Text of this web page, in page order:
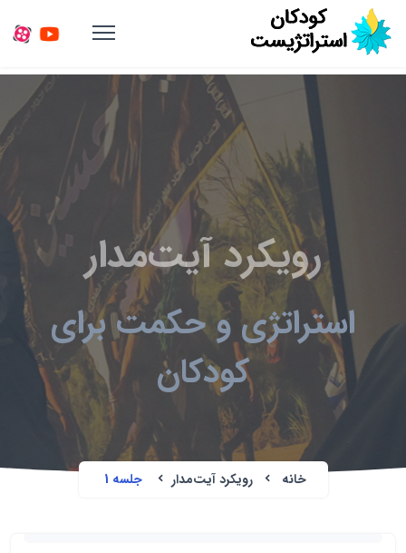
رویکرد آیت‌مدار
استراتژی و حکمت برای
کودکان
خانه رویکرد آیت‌مدار جلسه 1